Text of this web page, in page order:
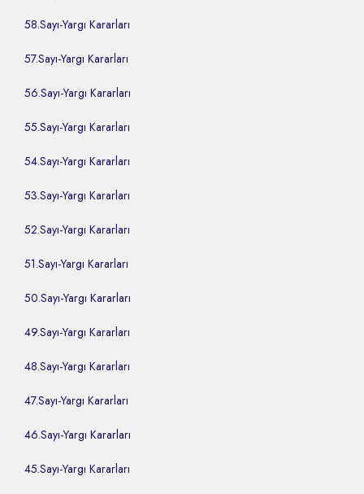
58.Sayı-Yargı Kararları
57.Sayı-Yargı Kararları
56.Sayı-Yargı Kararları
55.Sayı-Yargı Kararları
54.Sayı-Yargı Kararları
53.Sayı-Yargı Kararları
52.Sayı-Yargı Kararları
51.Sayı-Yargı Kararları
50.Sayı-Yargı Kararları
49.Sayı-Yargı Kararları
48.Sayı-Yargı Kararları
47.Sayı-Yargı Kararları
46.Sayı-Yargı Kararları
45.Sayı-Yargı Kararları